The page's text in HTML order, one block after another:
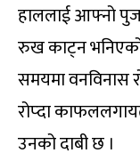
हाललाई आफ्नो
रुख काट्न भनिएको
समयमा वनविनास
रोप्दा
उनको दाबी छ ।